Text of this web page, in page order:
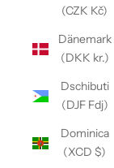
(CZK Kč)
Dänemark
(DKK kr.)
Dschibuti
(DJF Fdj)
Dominica
(XCD $)